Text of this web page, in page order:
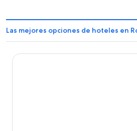
Las mejores opciones de hoteles en
Sheraton Frankfurt Airport Hotel